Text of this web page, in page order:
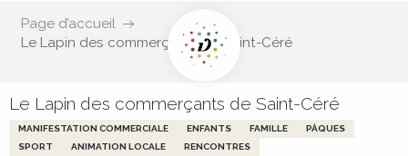
Page d’accueil
Le Lapin des commerçants de Saint-Céré
Le Lapin des commerçants de Saint-Céré
MANIFESTATION COMMERCIALE ENFANTS FAMILLE
PÂQUES
SPORT
ANIMATION LOCALE RENCONTRES